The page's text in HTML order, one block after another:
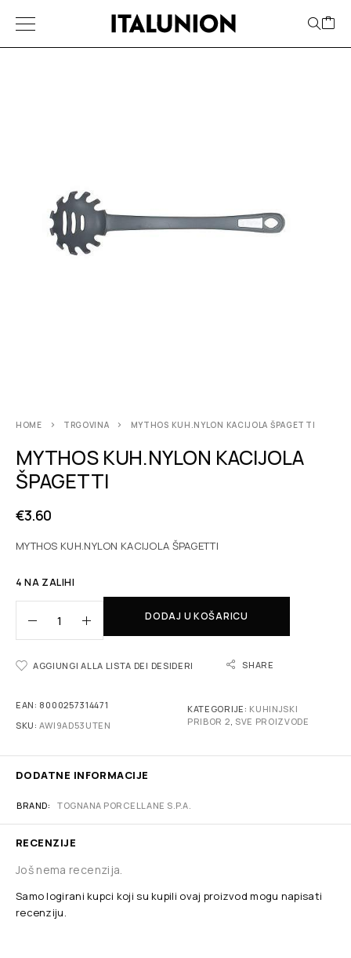
HOME TRGOVINA MYTHOS KUH.NYLON KACIJOLA ŠPAGETTI
MYTHOS KUH.NYLON KACIJOLA
ŠPAGETTI
€3.60
MYTHOS KUH.NYLON KACIJOLA ŠPAGETTI
4 NA ZALIHI
DODAJ U KOŠARICU
AGGIUNGI ALLA LISTA DEI DESIDERI SHARE
EAN: 8000257314471
SKU:AWI9AD53UTEN
KATEGORIJE: KUHINJSKI
PRIBOR 2, SVE PROIZVODE
DODATNE INFORMACIJE
BRAND TOGNANA PORCELLANE S.P.A.
RECENZIJE
Još nema recenzija.
Samo logirani kupci koji su kupili ovaj proizvod mogu napisati
recenziju.